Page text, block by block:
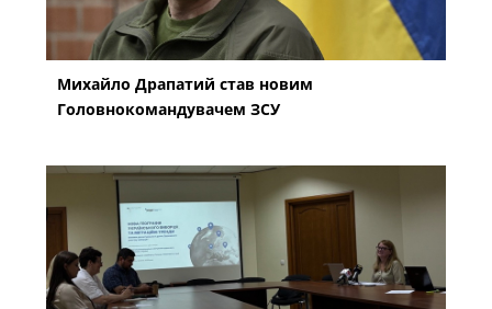
Михайло Драпатий став новим
Головнокомандувачем ЗСУ